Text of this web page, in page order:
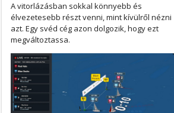
A vitorlázásban sokkal könnyebb és
élvezetesebb részt venni, mint kívülről nézni
azt. Egy svéd cég azon dolgozik, hogy ezt
megváltoztassa.